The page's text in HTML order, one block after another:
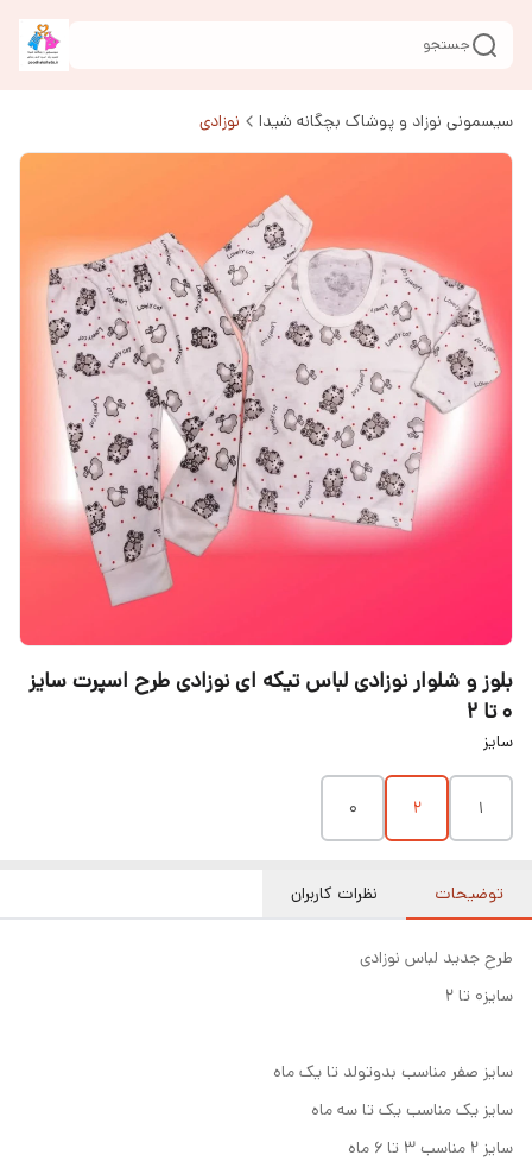
جستجو
سیسمونی نوزاد و پوشاک بچگانه شیدا نوزادی
بلوز و شلوار نوزادی لباس تیکه ای نوزادی طرح اسپرت سایز
۰ تا ۲
سایز
۱ ۲ ۰
توضیحات نظرات کاربران
طرح جدید لباس نوزادی
سایز۰ تا ۲
سایز صفر مناسب بدوتولد تا یک ماه
سایز یک مناسب یک تا سه ماه
سایز ۲ مناسب ۳ تا ۶ ماه